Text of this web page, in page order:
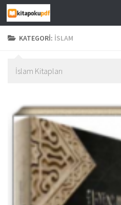
Skip to content
KATEGORI: İSLAM
İslam Kitapları